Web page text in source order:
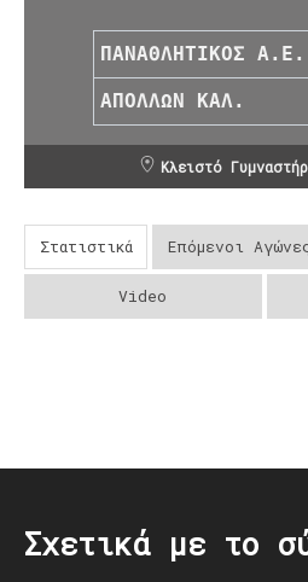
ΠΑΝΑΘΛΗΤΙΚΟΣ
ΑΠΟΛΛΩΝ ΚΑΛ.
Κλειστό
Στατιστικά Επόμενοι
Video
Σχετικά με το